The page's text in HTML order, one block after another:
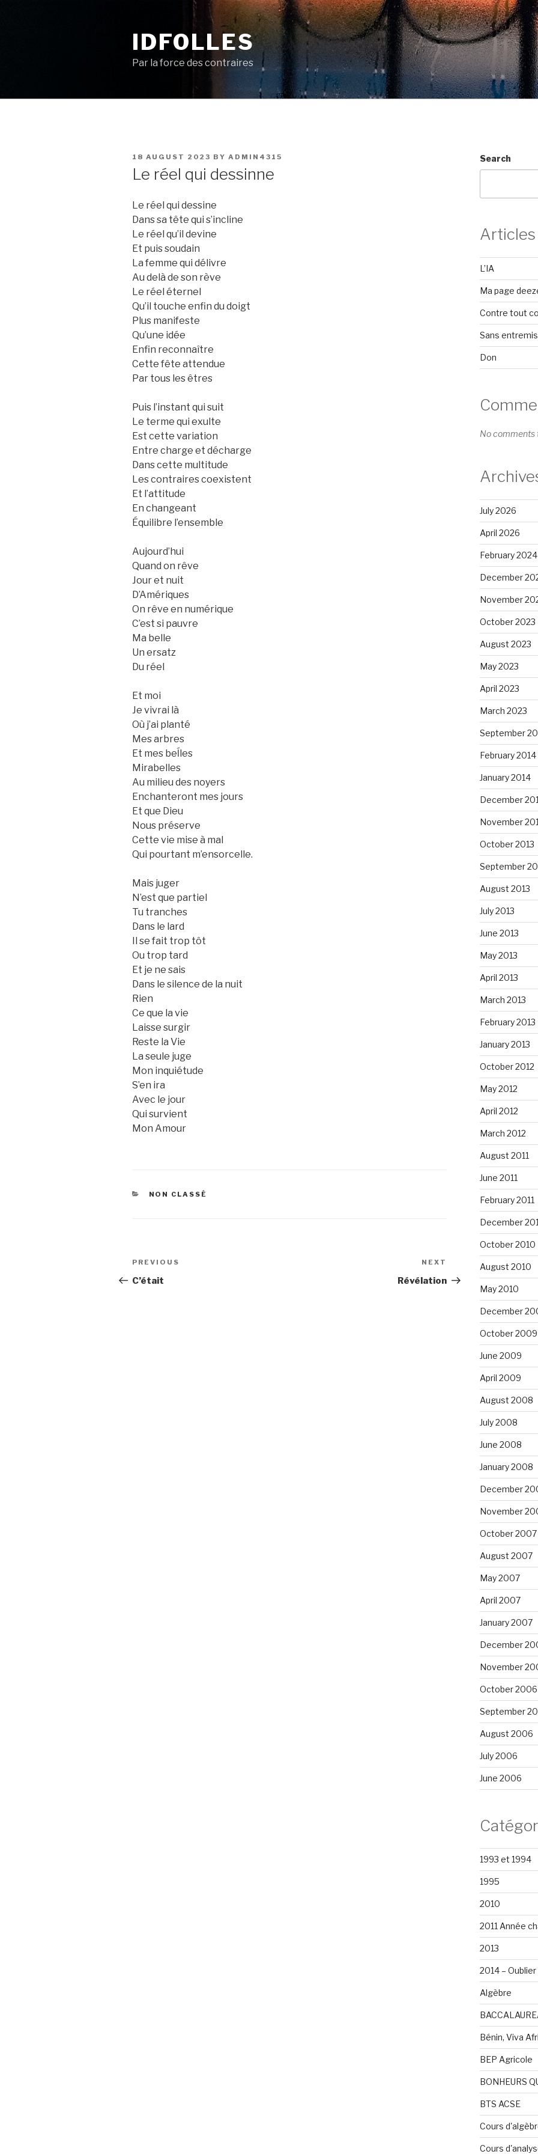
IDFOLLES
Par la force des contraires
POSTED
18 AUGUST 2023 BY ADMIN4315
Le réel qui dessinne
Le réel qui dessine
Dans sa tête qui s’incline
Le réel qu’il devine
Et puis soudain
La femme qui délivre
Au delà de son rève
Le réel éternel
Qu’il touche enfin du doigt
Plus manifeste
Qu’une idée
Enfin reconnaître
Cette fête attendue
Par tous les êtres
Puis l’instant qui suit
Le terme qui exulte
Est cette variation
Entre charge et décharge
Dans cette multitude
Les contraires coexistent
Et l’attitude
En changeant
Équilibre l’ensemble
Aujourd’hui
Quand on rêve
Jour et nuit
D’Amériques
On rêve en numérique
C’est si pauvre
Ma belle
Un ersatz
Du réel
Et moi
Je vivrai là
Où j’ai planté
Mes arbres
Et mes beĺles
Mirabelles
Au milieu des noyers
Enchanteront mes jours
Et que Dieu
Nous préserve
Cette vie mise à mal
Qui pourtant m’ensorcelle.
Mais juger
N’est que partiel
Tu tranches
Dans le lard
Il se fait trop tôt
Ou trop tard
Et je ne sais
Dans le silence de la nuit
Rien
Ce que la vie
Laisse surgir
Reste la Vie
La seule juge
Mon inquiétude
S’en ira
Avec le jour
Qui survient
Mon Amour
CATEGORIES
NON CLASSÉ
Post
navigation
Previous
Post
PREVIOUS
C’était
Post
NEXT
Révélation
Search
L’IA
Ma page
Contre tout
Sans
Don
No comments
July 2026
April 2026
February 2024
December
November
October 2023
August 2023
May 2023
April 2023
March 2023
September
February 2014
January 2014
December
November
October 2013
September
August 2013
July 2013
June 2013
May 2013
April 2013
March 2013
February 2013
January 2013
October 2012
May 2012
April 2012
March 2012
August 2011
June 2011
February 2011
December
October 2010
August 2010
May 2010
December
October 2009
June 2009
April 2009
August 2008
July 2008
June 2008
January 2008
December
November
October 2007
August 2007
May 2007
April 2007
January 2007
December
November
October 2006
September
August 2006
July 2006
June 2006
1993 et 1994
1995
2010
2011 Année
2013
2014 –
Algèbre
Bénin, Viva
BEP Agricole
BONHEURS
BTS ACSE
Cours
Cours